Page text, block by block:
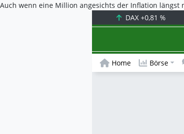
Auch wenn eine Million angesichts der Inflation
DAX +0,81 %
Home Börse